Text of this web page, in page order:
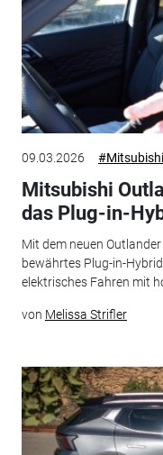
09.03.2026 #Mitsubishi
Mitsubishi
das Plug-in-
Mit dem neuen
bewährtes Plug-in-
elektrisches Fahren mit
von Melissa Strifler